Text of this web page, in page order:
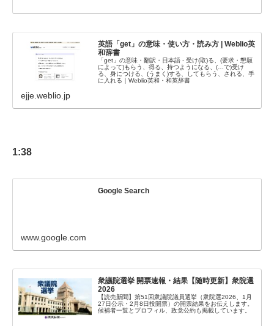
英語「get」の意味・使い方・読み方 | Weblio英
和辞書
「get」の意味・翻訳・日本語 - 受け(取)る、(要求・懇願
によって)もらう、得る、持つようになる、(…で)受け
る、身につける、(うまく)する、してもらう、される、手
に入れる｜Weblio英和・和英辞書
ejje.weblio.jp
1:38
Google Search
www.google.com
衆議院選挙 開票速報・結果【随時更新】衆院選
2026
【読売新聞】第51回衆議院議員選挙（衆院選2026、1月
27日公示・2月8日投開票）の開票結果をお伝えします。
候補者一覧とプロフィル、政党公約も掲載しています。